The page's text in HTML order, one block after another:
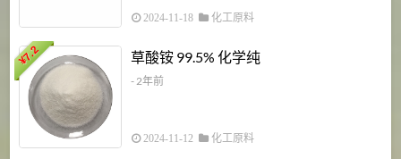
2024-11-18 化工原料
¥
7.2 草酸铵 99.5% 化学纯
- 2年前
2024-11-12 化工原料